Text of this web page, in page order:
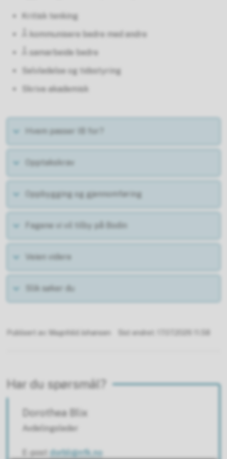
Kritisk tenking
Å kommunisere bedre med andre
Å samarbeide bedre
Selvledelse og tidsstyring
Skrive akademisk
Hvem passer IB for?
Opptakskrav
Oppbygging og gjennomføring
Fagene vi vil tilby på Bodin
Veien videre
Slik søker du
Publisert av Magnhild Johansen Sist endret
Har du spørsmål?
Dorothea Blix
Avdelingsleder
E-postdorbli@nfk.no